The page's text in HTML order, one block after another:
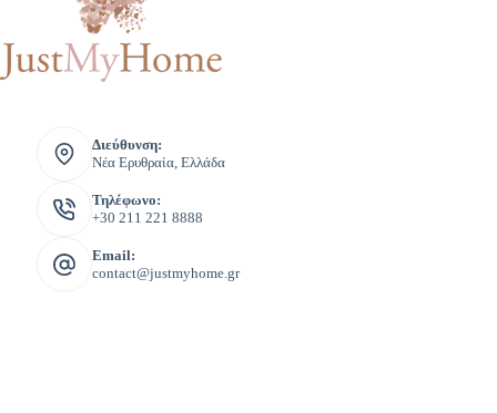
Διεύθυνση:
Νέα Ερυθραία, Ελλάδα
Τηλέφωνο:
+30 211 221 8888
Email:
contact@justmyhome.gr